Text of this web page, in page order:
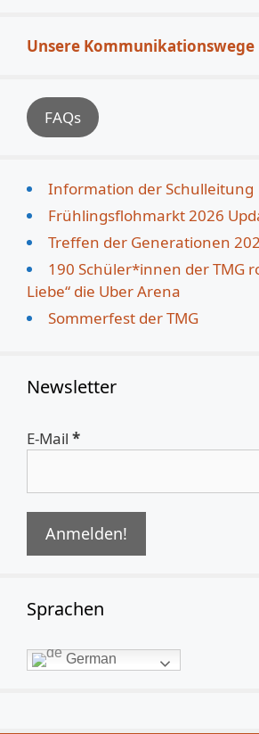
Unsere Kommunikationswege
FAQs
Information der Schulleitung
Frühlingsflohmarkt 2026
Treffen der Generationen
190 Schüler*innen der TMG
Liebe“ die Uber Arena
Sommerfest der TMG
Newsletter
E-Mail *
Sprachen
German